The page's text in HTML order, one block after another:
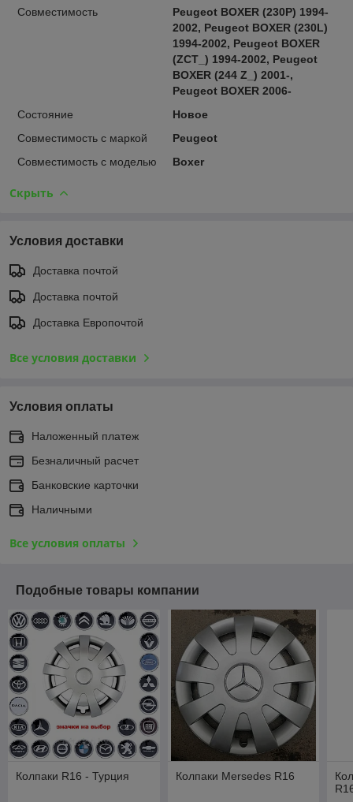
Совместимость
Peugeot BOXER (230P) 1994-
2002, Peugeot BOXER (230L)
1994-2002, Peugeot BOXER
(ZCT_) 1994-2002, Peugeot
BOXER (244 Z_) 2001-,
Peugeot BOXER 2006-
Состояние
Новое
Совместимость с маркой
Peugeot
Совместимость с моделью
Boxer
Скрыть
Условия доставки
Доставка почтой
Доставка почтой
Доставка Европочтой
Все условия доставки
Условия оплаты
Наложенный платеж
Безналичный расчет
Банковские карточки
Наличными
Все условия оплаты
Подобные товары компании
Колпаки R16 - Турция Колпаки Mersedes R16